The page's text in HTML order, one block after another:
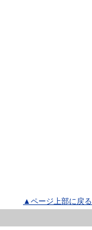
▲ページ上部に戻る